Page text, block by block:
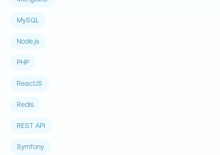
MySQL
Node.js
PHP
ReactJS
Redis
REST API
Symfony